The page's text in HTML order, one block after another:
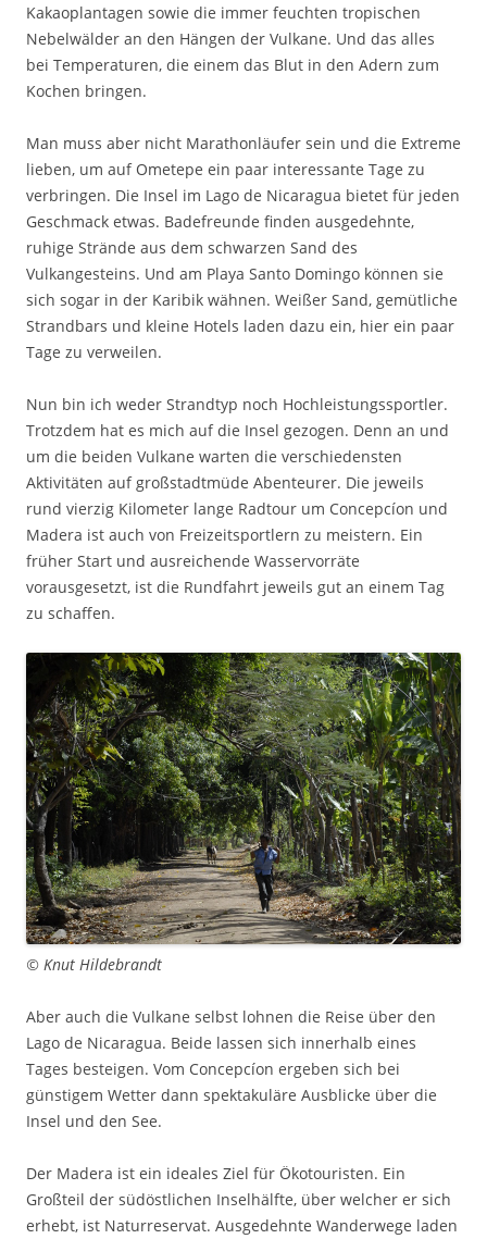
Kakaoplantagen sowie die immer feuchten tropischen
Nebelwälder an den Hängen der Vulkane. Und das alles
bei Temperaturen, die einem das Blut in den Adern zum
Kochen bringen.
Man muss aber nicht Marathonläufer sein und die Extreme
lieben, um auf Ometepe ein paar interessante Tage zu
verbringen. Die Insel im Lago de Nicaragua bietet für jeden
Geschmack etwas. Badefreunde finden ausgedehnte,
ruhige Strände aus dem schwarzen Sand des
Vulkangesteins. Und am Playa Santo Domingo können sie
sich sogar in der Karibik wähnen. Weißer Sand, gemütliche
Strandbars und kleine Hotels laden dazu ein, hier ein paar
Tage zu verweilen.
Nun bin ich weder Strandtyp noch Hochleistungssportler.
Trotzdem hat es mich auf die Insel gezogen. Denn an und
um die beiden Vulkane warten die verschiedensten
Aktivitäten auf großstadtmüde Abenteurer. Die jeweils
rund vierzig Kilometer lange Radtour um Concepcíon und
Madera ist auch von Freizeitsportlern zu meistern. Ein
früher Start und ausreichende Wasservorräte
vorausgesetzt, ist die Rundfahrt jeweils gut an einem Tag
zu schaffen.
© Knut Hildebrandt
Aber auch die Vulkane selbst lohnen die Reise über den
Lago de Nicaragua. Beide lassen sich innerhalb eines
Tages besteigen. Vom Concepcíon ergeben sich bei
günstigem Wetter dann spektakuläre Ausblicke über die
Insel und den See.
Der Madera ist ein ideales Ziel für Ökotouristen. Ein
Großteil der südöstlichen Inselhälfte, über welcher er sich
erhebt, ist Naturreservat. Ausgedehnte Wanderwege laden